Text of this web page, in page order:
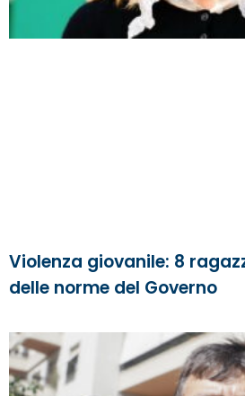
Violenza giovanile: 8
delle norme del Governo